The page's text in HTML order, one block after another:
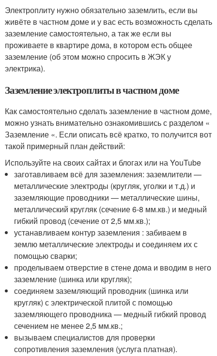
Электроплиту нужно обязательно заземлить, если вы
живёте в частном доме и у вас есть возможность сделать
заземление самостоятельно, а так же если вы
проживаете в квартире дома, в котором есть общее
заземление (об этом можно спросить в ЖЭК у
электрика).
Заземление электроплиты в частном доме
Как самостоятельно сделать заземление в частном доме,
можно узнать внимательно ознакомившись с разделом «
Заземление «. Если описать всё кратко, то получится вот
такой примерный план действий:
Используйте на своих сайтах и блогах или на YouTube
заготавливаем всё для заземления: заземлители —
металлические электроды (кругляк, уголки и т.д.) и
заземляющие проводники — металлические шины,
металлический кругляк (сечение 6-8 мм.кв.) и медный
гибкий провод (сечение от 2,5 мм.кв.);
устанавливаем контур заземления : забиваем в
землю металлические электроды и соединяем их с
помощью сварки;
проделываем отверстие в стене дома и вводим в него
заземление (шинка или кругляк);
соединяем заземляющий проводник (шинка или
кругляк) с электрической плитой с помощью
заземляющего проводника — медный гибкий провод
сечением не менее 2,5 мм.кв.;
вызываем специалистов для проверки
сопротивления заземления (услуга платная).